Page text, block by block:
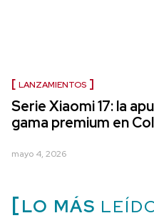
LANZAMIENTOS
Serie Xiaomi 17: la
gama premium en
mayo 4, 2026
LO MÁS